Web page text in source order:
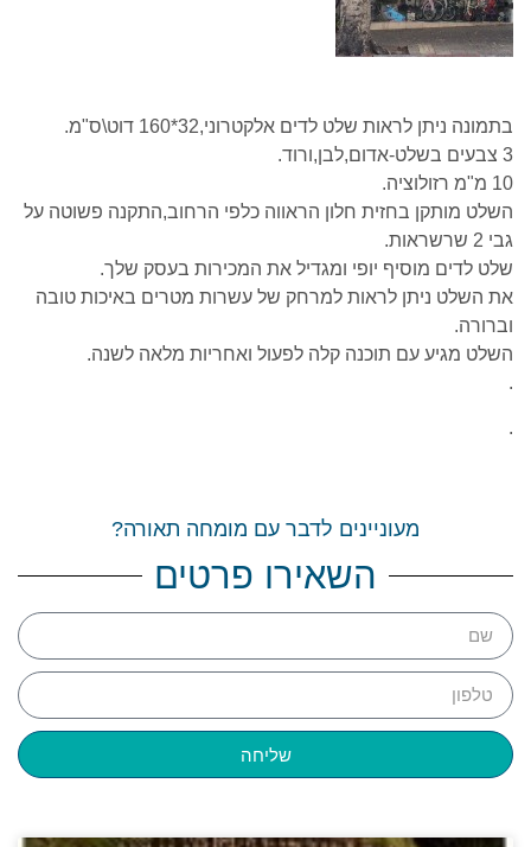
בתמונה ניתן לראות שלט לדים אלקטרוני,32*160 דוט\ס"מ.
3 צבעים בשלט-אדום,לבן,ורוד.
10 מ"מ רזולוציה.
השלט מותקן בחזית חלון הראווה כלפי הרחוב,התקנה פשוטה על
גבי 2 שרשראות.
שלט לדים מוסיף יופי ומגדיל את המכירות בעסק שלך.
את השלט ניתן לראות למרחק של עשרות מטרים באיכות טובה
וברורה.
השלט מגיע עם תוכנה קלה לפעול ואחריות מלאה לשנה.
.
.
מעוניינים לדבר עם מומחה תאורה?
השאירו פרטים
שליחה